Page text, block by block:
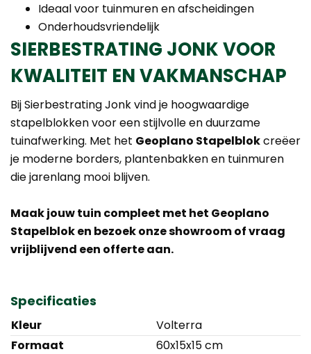
Ideaal voor tuinmuren en afscheidingen
Onderhoudsvriendelijk
SIERBESTRATING JONK VOOR
KWALITEIT EN VAKMANSCHAP
Bij Sierbestrating Jonk vind je hoogwaardige
stapelblokken voor een stijlvolle en duurzame
tuinafwerking. Met het Geoplano Stapelblokcreëer
je moderne borders, plantenbakken en tuinmuren
die jarenlang mooi blijven.
Maak jouw tuin compleet met het Geoplano
Stapelblok en bezoek onze showroom of vraag
vrijblijvend een offerte aan.
Specificaties
Kleur
Volterra
Formaat
60x15x15 cm